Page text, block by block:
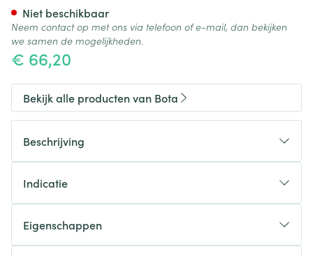
€ 66,20
Niet beschikbaar
Neem contact op met ons via telefoon of e-mail, dan bekijken
we samen de mogelijkheden.
Bekijk alle producten van Bota
Beschrijving
Indicatie
Eigenschappen